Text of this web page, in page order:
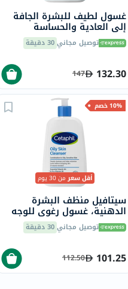
غسول لطيف للبشرة الجافة
إلى العادية والحساسة
سيتافيل، 473 ملتوصيل مجاني30 دقيقة
132.30
147
10% خصم
أقل سعرمن 30 يوم
سيتافيل منظف ​​البشرة
الدهنية، غسول رغوي للوجه
والجسم للرجال والنساء
للبشرة المختلطة إلى الدهنية
مل
توصيل مجاني30 دقيقة
101.25
112.50